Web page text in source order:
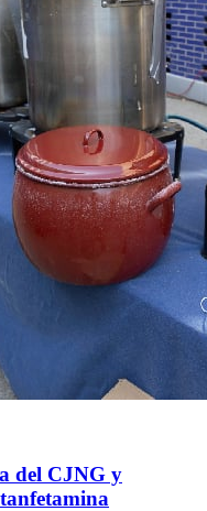
del CJNG y